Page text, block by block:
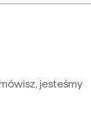
jesteśmy